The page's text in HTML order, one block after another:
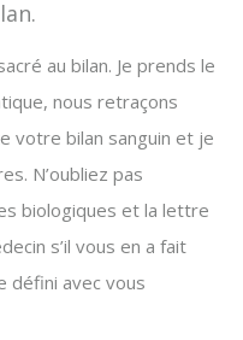
au bilan. Je prends le
nous retraçons
votre bilan sanguin et je
N’oubliez pas
biologiques et la lettre
s’il vous en a fait
défini avec vous